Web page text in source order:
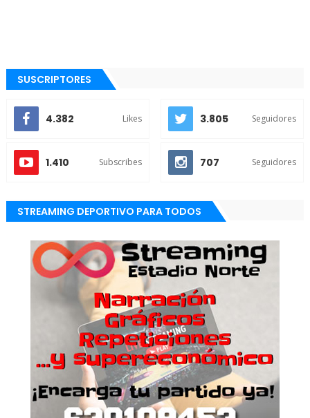
SUSCRIPTORES
4.382 Likes 3.805 Seguidores
1.410 Subscribes 707 Seguidores
STREAMING DEPORTIVO PARA TODOS